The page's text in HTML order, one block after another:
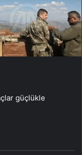
güçlükle